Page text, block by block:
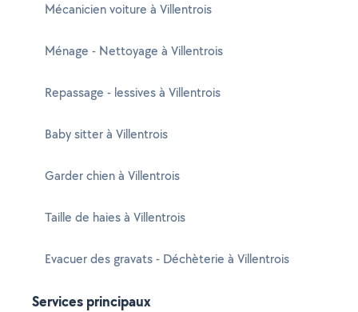
Mécanicien voiture à Villentrois
Ménage - Nettoyage à Villentrois
Repassage - lessives à Villentrois
Baby sitter à Villentrois
Garder chien à Villentrois
Taille de haies à Villentrois
Evacuer des gravats - Déchèterie à Villentrois
Services principaux